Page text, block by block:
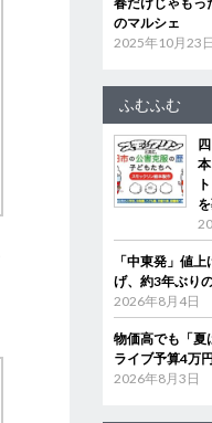
のマルシェ
2025年10月23日
ふむふむ
「中東発」値
げ、約3年ぶり
2026年8月4日
物価高でも「
ライブ予算4万
2026年8月3日